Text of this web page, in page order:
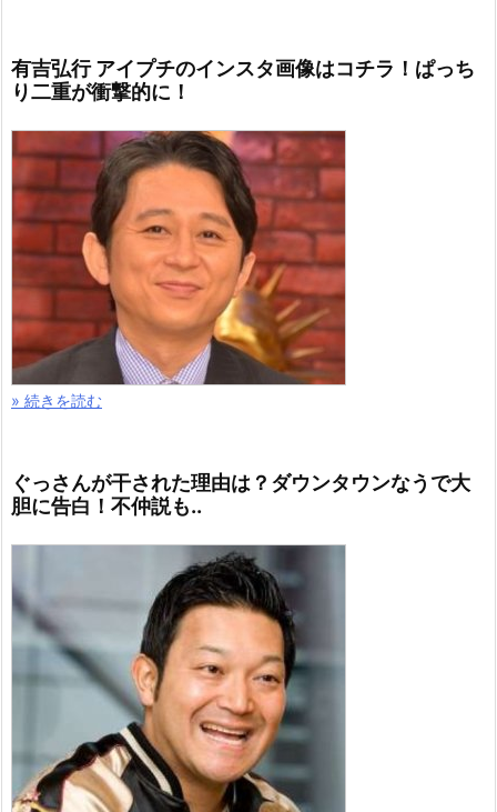
有吉弘行 アイプチのインスタ画像はコチラ！ぱっち
り二重が衝撃的に！
» 続きを読む
ぐっさんが干された理由は？ダウンタウンなうで大
胆に告白！不仲説も..